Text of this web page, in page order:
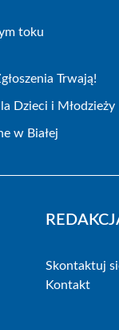
toku
Trwają!
Dzieci i Młodzieży
w Białej
Skontaktuj
Kontakt